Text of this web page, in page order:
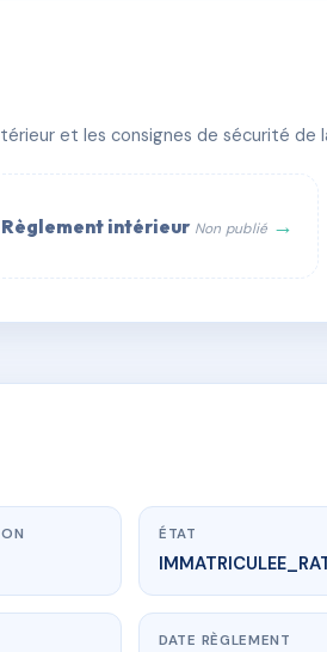
et les consignes de sécurité de
Règlement intérieur Non publié →
🇫🇷
ÉTAT
DATE RÈGLEMENT